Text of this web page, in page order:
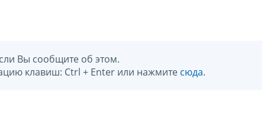
Вы сообщите об этом.
клавиш: Ctrl + Enter или нажмите сюда.